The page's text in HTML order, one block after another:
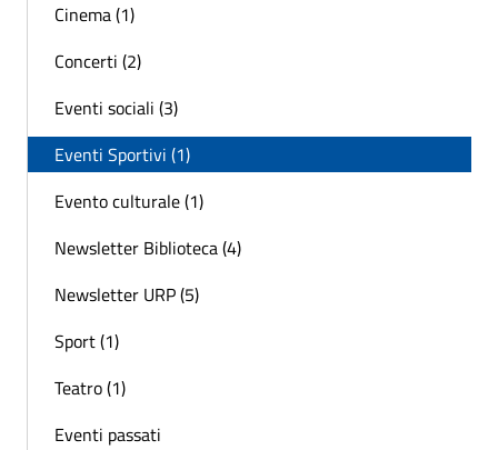
Cinema (1)
Concerti (2)
Eventi sociali (3)
Eventi Sportivi (1)
Evento culturale (1)
Newsletter Biblioteca (4)
Newsletter URP (5)
Sport (1)
Teatro (1)
Eventi passati